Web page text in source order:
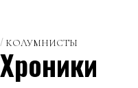
КОЛУМНИСТЫ
Хроники